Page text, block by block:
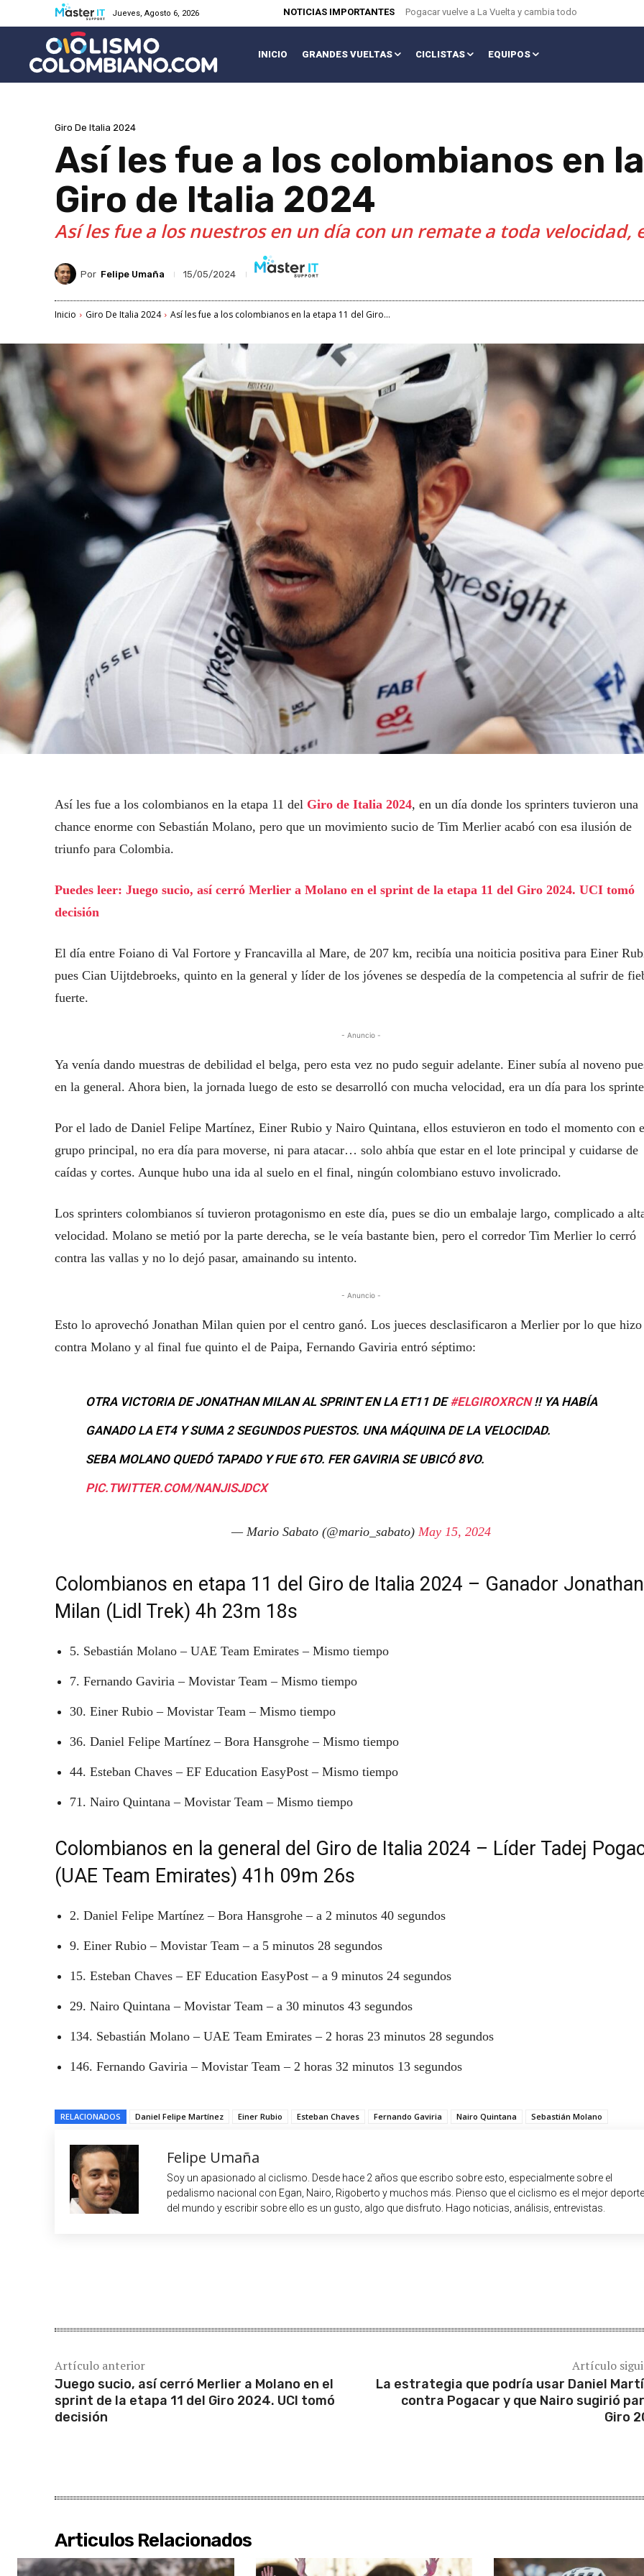
Jueves, Agosto 6, 2026 NOTICIAS IMPORTANTES Pogacar vuelve a La Vuelta y cambia todo
INICIO GRANDES VUELTAS CICLISTAS EQUIPOS
Giro De Italia 2024
Así les fue a los colombianos en
Giro de Italia 2024
Así les fue a los nuestros en un día con un remate a toda velocidad,
Por Felipe Umaña 15/05/2024
Inicio Giro De Italia 2024 Así les fue a los colombianos en la etapa 11 del Giro...
Así les fue a los colombianos en la etapa 11 del Giro de Italia 2024, en un día donde los sprinters tuvieron una
chance enorme con Sebastián Molano, pero que un movimiento sucio de Tim Merlier acabó con esa ilusión de
triunfo para Colombia.
Puedes leer: Juego sucio, así cerró Merlier a Molano en el sprint de la etapa 11 del Giro 2024. UCI tomó
decisión
El día entre Foiano di Val Fortore y Francavilla al Mare, de 207 km, recibía una noiticia positiva para Einer
pues Cian Uijtdebroeks, quinto en la general y líder de los jóvenes se despedía de la competencia al sufrir de
fuerte.
- Anuncio -
Ya venía dando muestras de debilidad el belga, pero esta vez no pudo seguir adelante. Einer subía al noveno
en la general. Ahora bien, la jornada luego de esto se desarrolló con mucha velocidad, era un día para los
Por el lado de Daniel Felipe Martínez, Einer Rubio y Nairo Quintana, ellos estuvieron en todo el momento con
grupo principal, no era día para moverse, ni para atacar… solo ahbía que estar en el lote principal y cuidarse de
caídas y cortes. Aunque hubo una ida al suelo en el final, ningún colombiano estuvo involicrado.
Los sprinters colombianos sí tuvieron protagonismo en este día, pues se dio un embalaje largo, complicado a
velocidad. Molano se metió por la parte derecha, se le veía bastante bien, pero el corredor Tim Merlier lo cerró
contra las vallas y no lo dejó pasar, amainando su intento.
- Anuncio -
Esto lo aprovechó Jonathan Milan quien por el centro ganó. Los jueces desclasificaron a Merlier por lo que hizo
contra Molano y al final fue quinto el de Paipa, Fernando Gaviria entró séptimo:
OTRA VICTORIA DE JONATHAN MILAN AL SPRINT EN LA ET11 DE#ELGIROXRCN!! YA HABÍA
GANADO LA ET4 Y SUMA 2 SEGUNDOS PUESTOS. UNA MÁQUINA DE LA VELOCIDAD.
SEBA MOLANO QUEDÓ TAPADO Y FUE 6TO. FER GAVIRIA SE UBICÓ 8VO.
PIC.TWITTER.COM/NANJISJDCX
— Mario Sabato (@mario_sabato) May 15, 2024
Colombianos en etapa 11 del Giro de Italia 2024 – Ganador Jonathan
Milan (Lidl Trek) 4h 23m 18s
5. Sebastián Molano – UAE Team Emirates – Mismo tiempo
7. Fernando Gaviria – Movistar Team – Mismo tiempo
30. Einer Rubio – Movistar Team – Mismo tiempo
36. Daniel Felipe Martínez – Bora Hansgrohe – Mismo tiempo
44. Esteban Chaves – EF Education EasyPost – Mismo tiempo
71. Nairo Quintana – Movistar Team – Mismo tiempo
Colombianos en la general del Giro de Italia 2024 – Líder Tadej
(UAE Team Emirates) 41h 09m 26s
2. Daniel Felipe Martínez – Bora Hansgrohe – a 2 minutos 40 segundos
9. Einer Rubio – Movistar Team – a 5 minutos 28 segundos
15. Esteban Chaves – EF Education EasyPost – a 9 minutos 24 segundos
29. Nairo Quintana – Movistar Team – a 30 minutos 43 segundos
134. Sebastián Molano – UAE Team Emirates – 2 horas 23 minutos 28 segundos
146. Fernando Gaviria – Movistar Team – 2 horas 32 minutos 13 segundos
RELACIONADOS Daniel Felipe Martínez Einer Rubio Esteban Chaves Fernando Gaviria Nairo Quintana Sebastián Molano
Felipe Umaña
Soy un apasionado al ciclismo. Desde hace 2 años que escribo sobre esto, especialmente sobre el
pedalismo nacional con Egan, Nairo, Rigoberto y muchos más. Pienso que el ciclismo es el mejor deporte
del mundo y escribir sobre ello es un gusto, algo que disfruto. Hago noticias, análisis, entrevistas.
Artículo anterior
Juego sucio, así cerró Merlier a Molano en el
sprint de la etapa 11 del Giro 2024. UCI tomó
decisión
Artículo
La estrategia que podría usar Daniel
contra Pogacar y que Nairo sugirió
Giro
Articulos Relacionados